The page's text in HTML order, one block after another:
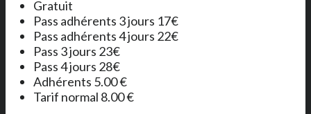
Gratuit
Pass adhérents 3 jours 17€
Pass adhérents 4 jours 22€
Pass 3 jours 23€
Pass 4 jours 28€
Adhérents 5.00 €
Tarif normal 8.00 €